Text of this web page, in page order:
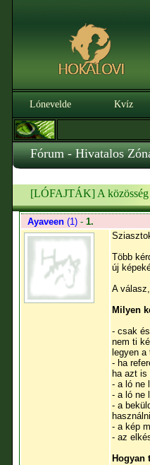
Lónevelde Kvíz
Fórum - Hivatalos
[LÓFAJTÁK] A
Ayaveen(1) - 1.
Több
új
A
Milyen
- csak
nem ti
legyen
- ha
ha azt
- a ló ne
- a ló ne
- a
- a kép
- az
Hogyan